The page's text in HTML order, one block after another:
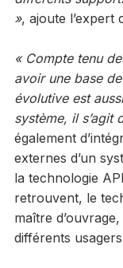
», ajoute l’expert
« Compte tenu
avoir une base
évolutive est
système, il s’agit
également
externes d’un
la technologie
retrouvent, le
maître
différents